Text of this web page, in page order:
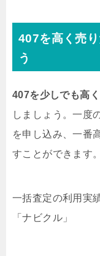
407を高く売
う
407を少しでも高
しましょう。一度
を申し込み、一番
すことができます。
一括査定の利用実
「ナビクル」